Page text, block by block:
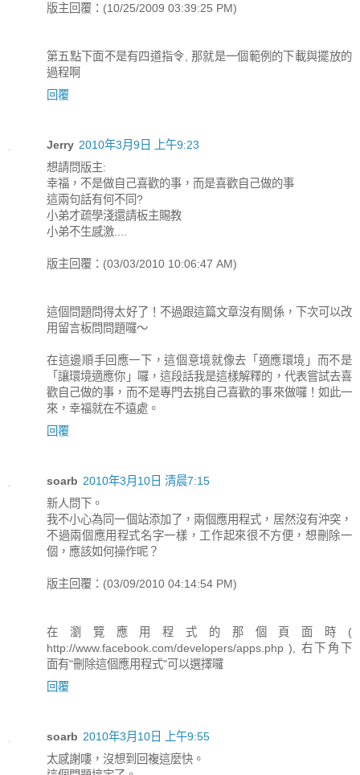
版主回覆：(10/25/2009 03:39:25 PM)
第五點下面不是有四道指令, 那就是一個範例的下載與擺放的
過程啊
回覆
Jerry 2010年3月9日 上午9:23
想請問版主:
幸福，不是做自己喜歡的事，而是喜歡自己做的事
這兩句話有何不同?
小弟才疏學淺還請板主賜教
小弟不生感激....
版主回覆：(03/03/2010 10:06:47 AM)
這個問題問得太好了！不過跟這篇文章沒有關係，下次可以改
用留言板問問題囉～
在這邊順手回應一下，這個意境就像去「適應環境」而不是
「讓環境適應你」囉，這段話我是這樣解釋的，代表嘗試去喜
歡自己做的事，而不是專門去挑自己喜歡的事來做囉！如此一
來，幸福就在不遠處。
回覆
soarb 2010年3月10日 清晨7:15
新人問下。
我不小心為同一個站添加了，兩個應用程式，居然沒有沖突，
不過兩個應用程式名字一樣，工作起來很不方便，想刪除一
個，應該如何操作呢？
版主回覆：(03/09/2010 04:14:54 PM)
在瀏覽應用程式的那個頁面時(
http://www.facebook.com/developers/apps.php ), 右下角下
面有"刪除這個應用程式"可以選擇囉
回覆
soarb 2010年3月10日 上午9:55
太感謝嘍，沒想到回複這麼快。